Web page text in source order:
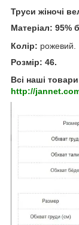
Труси жіночі
Матеріал: 95%
Колір: рожевий.
Розмір: 46.
Всі наші
http://